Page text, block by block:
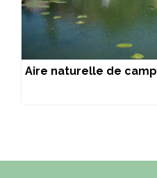
Aire naturelle de